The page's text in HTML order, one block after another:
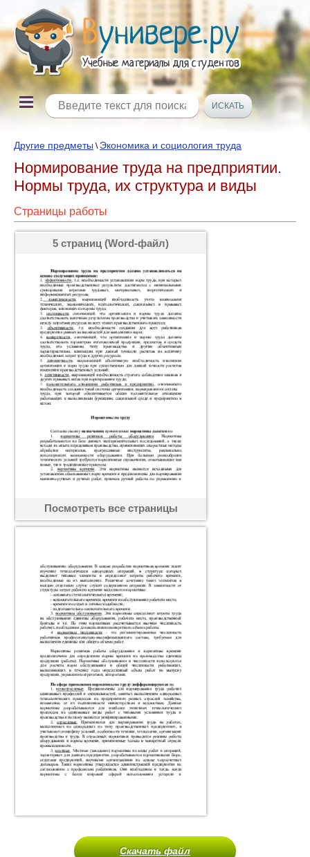
Другие предметы \ Экономика и социология труда
Нормирование труда на предприятии.
Нормы труда, их структура и виды
Страницы работы
5 страниц (Word-файл)
Посмотреть все страницы
Скачать файл